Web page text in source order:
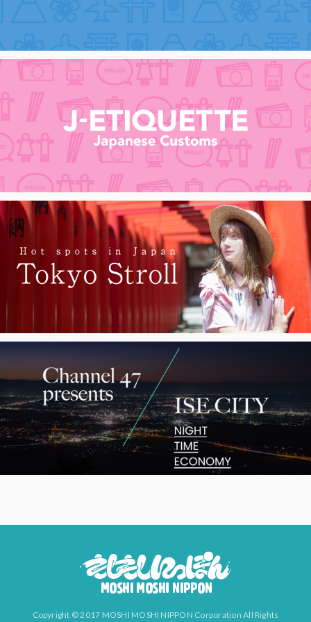
Copyright © 2017 MOSHI MOSHI NIPPON Corporation All Rights